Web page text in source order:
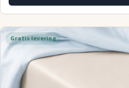
Gratis levering